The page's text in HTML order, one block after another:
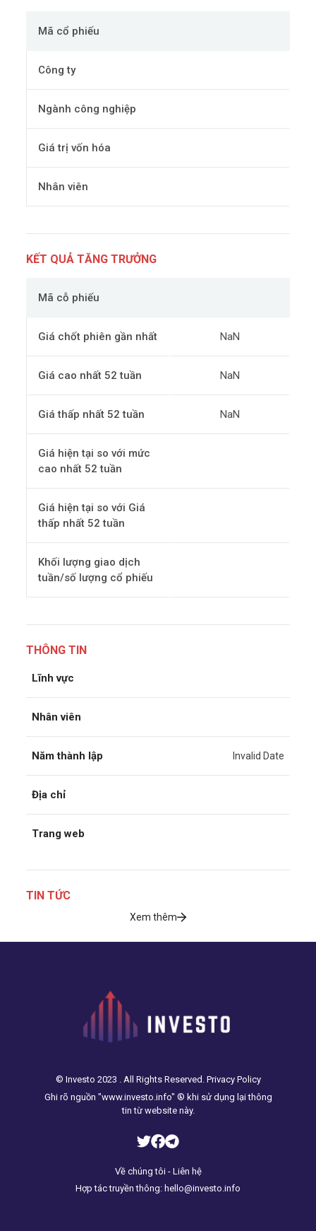
Mã cổ phiếu
Công ty
Ngành công nghiệp
Giá trị vốn hóa
Nhân viên
KẾT QUẢ TĂNG TRƯỞNG
Mã cỗ phiếu
Giá chốt phiên gần nhất NaN
Giá cao nhất 52 tuần NaN
Giá thấp nhất 52 tuần NaN
Giá hiện tại so với mức
cao nhất 52 tuần
Giá hiện tại so với Giá
thấp nhất 52 tuần
Khối lượng giao dịch
tuần/số lượng cổ phiếu
THÔNG TIN
Lĩnh vực
Nhân viên
Năm thành lập Invalid Date
Địa chỉ
Trang web
TIN TỨC
Xem thêm
© Investo 2023 . All Rights Reserved. Privacy Policy
Ghi rõ nguồn "www.investo.info" ® khi sử dụng lại thông
tin từ website này.
Về chúng tôi - Liên hệ
Hợp tác truyền thông: hello@investo.info